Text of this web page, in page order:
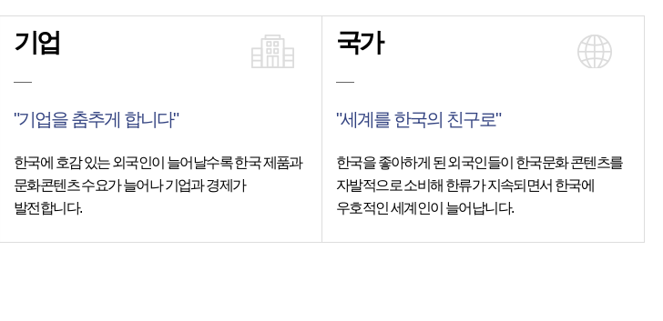
기업
"기업을 춤추게 합니다"
한국에 호감 있는 외국인이 늘어날수록 한국 제품과
문화콘텐츠 수요가 늘어나 기업과 경제가
발전합니다.
국가
"세계를 한국의 친구로"
한국을 좋아하게 된 외국인들이 한국문화 콘텐츠를
자발적으로 소비해 한류가 지속되면서 한국에
우호적인 세계인이 늘어납니다.